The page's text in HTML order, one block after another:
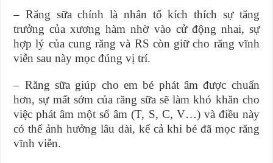
– Răng sữa chính là nhân tố kích thích sự tăng
trưởng của xương hàm nhờ vào cử động nhai, sự
hợp lý của cung răng và RS còn giữ cho răng vĩnh
viễn sau này mọc đúng vị trí.
– Răng sữa giúp cho em bé phát âm được chuẩn
hơn, sự mất sớm của răng sữa sẽ làm khó khăn cho
việc phát âm một số âm (T, S, C, V…) và điều này
có thể ảnh hưởng lâu dài, kể cả khi bé đã mọc răng
vĩnh viễn.